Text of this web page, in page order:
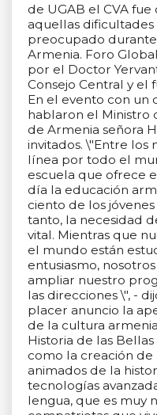
de UGAB el CVA
aquellas dificultades
preocupado
Armenia. Foro
por el Doctor
Consejo Central y el
En el evento con un
hablaron el Ministro
de Armenia señora
invitados. \"Entre los
línea por todo el
escuela que ofrece
día la educación
ciento de los
tanto, la necesidad
vital. Mientras que
el mundo están
entusiasmo,
ampliar nuestro
las direcciones \", -
placer anuncio la
de la cultura
Historia de las
como la creación de
animados de la
tecnologías
lengua, que es muy